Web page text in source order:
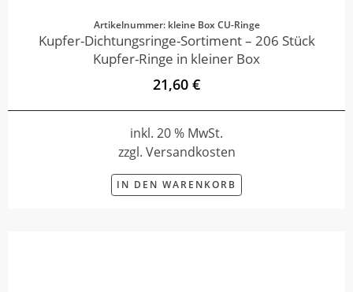
Artikelnummer: kleine Box CU-Ringe
Kupfer-Dichtungsringe-Sortiment – 206 Stück
Kupfer-Ringe in kleiner Box
21,60 €
inkl. 20 % MwSt.
zzgl. Versandkosten
IN DEN WARENKORB